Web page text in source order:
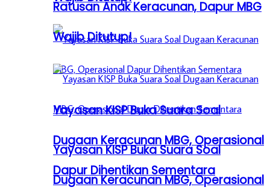
Yayasan KISP Buka Suara Soal
Dugaan Keracunan MBG, Operasional
Dapur Dihentikan Sementara
Ratusan Anak Keracunan, Dapur MBG
Wajib Ditutup!
Yayasan KISP Buka Suara Soal
Dugaan Keracunan MBG, Operasional